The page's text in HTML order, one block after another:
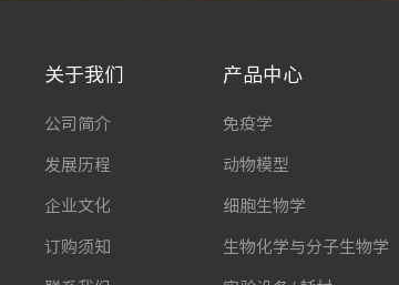
关于我们
公司简介
发展历程
企业文化
订购须知
产品中心
免疫学
动物模型
细胞生物学
生物化学与分子生物学